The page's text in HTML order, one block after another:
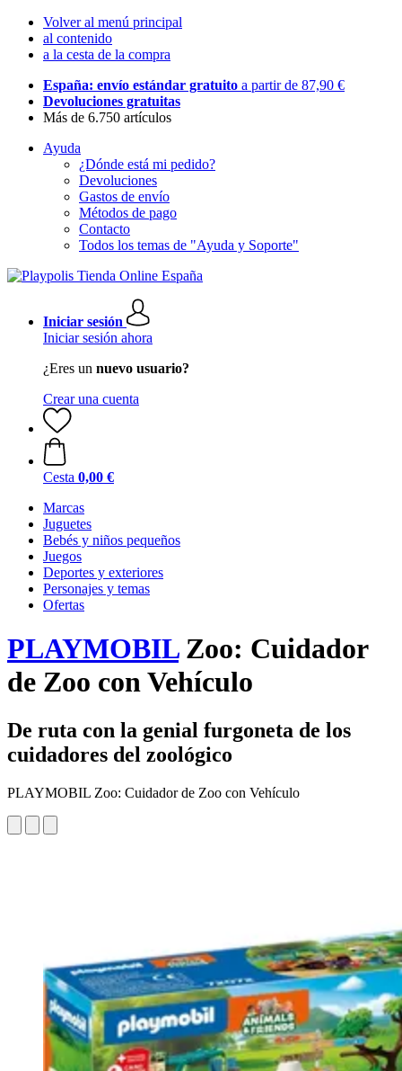
Volver al menú principal
al contenido
a la cesta de la compra
España: envío estándar gratuito a partir de 87,90 €
Devoluciones gratuitas
Más de 6.750 artículos
Ayuda
¿Dónde está mi pedido?
Devoluciones
Gastos de envío
Métodos de pago
Contacto
Todos los temas de "Ayuda y Soporte"
Iniciar sesión
Iniciar sesión ahora
¿Eres un nuevo usuario?
Crear una cuenta
Cesta 0,00 €
Marcas
Juguetes
Bebés y niños pequeños
Juegos
Deportes y exteriores
Personajes y temas
Ofertas
PLAYMOBILZoo: Cuidador
de Zoo con Vehículo
De ruta con la genial furgoneta de los
cuidadores del zoológico
PLAYMOBIL Zoo: Cuidador de Zoo con Vehículo